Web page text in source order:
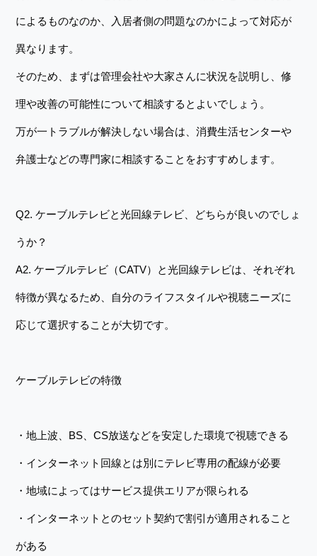
によるものなのか、入居者側の問題なのかによって対応が
異なります。
そのため、まずは管理会社や大家さんに状況を説明し、修
理や改善の可能性について相談するとよいでしょう。
万が一トラブルが解決しない場合は、消費生活センターや
弁護士などの専門家に相談することをおすすめします。
Q2. ケーブルテレビと光回線テレビ、どちらが良いのでしょ
うか？
A2. ケーブルテレビ（CATV）と光回線テレビは、それぞれ
特徴が異なるため、自分のライフスタイルや視聴ニーズに
応じて選択することが大切です。
ケーブルテレビの特徴
・地上波、BS、CS放送などを安定した環境で視聴できる
・インターネット回線とは別にテレビ専用の配線が必要
・地域によってはサービス提供エリアが限られる
・インターネットとのセット契約で割引が適用されること
がある